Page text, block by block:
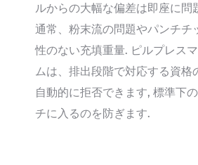
ルからの大幅な偏差は即座に問
通常、粉末流の問題やパンチチ
性のない充填重量. ピルプレス
ムは、排出段階で対応する資格
自動的に拒否できます, 標準下
チに入るのを防ぎます.